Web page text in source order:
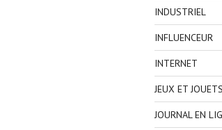
INDUSTRIEL
INFLUENCEUR
INTERNET
JEUX ET JOUETS
JOURNAL EN